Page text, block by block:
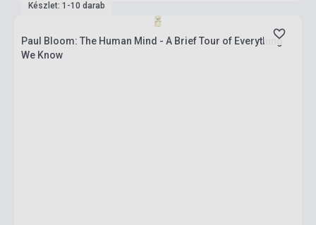
Készlet: 1-10 darab
Paul Bloom: The Human Mind - A Brief Tour of Everything
We Know